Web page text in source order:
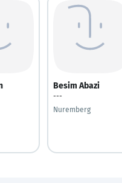
Besim Abazi
---
Nuremberg